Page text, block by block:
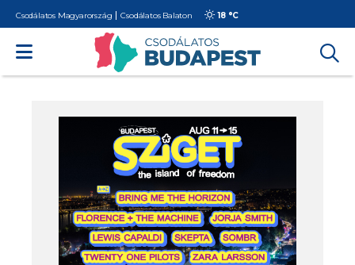
Csodálatos Magyarország Csodálatos Balaton 18 °C